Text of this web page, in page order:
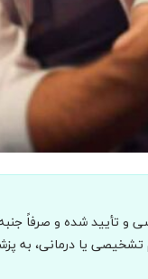
و تأیید شده و صرفاً جنبه
تشخیصی یا درمانی،